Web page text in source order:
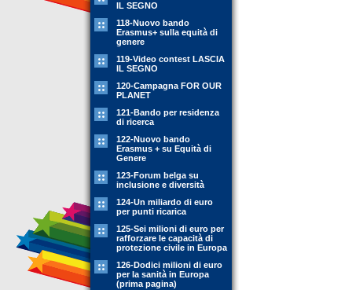
IL SEGNO
118-Nuovo bando
Erasmus+ sulla equità di
genere
119-Video contest LASCIA
IL SEGNO
120-Campagna FOR OUR
PLANET
121-Bando per residenza
di ricerca
122-Nuovo bando
Erasmus + su Equità di
Genere
123-Forum belga su
inclusione e diversità
124-Un miliardo di euro
per punti ricarica
125-Sei milioni di euro per
rafforzare le capacità di
protezione civile in Europa
126-Dodici milioni di euro
per la sanità in Europa
(prima pagina)